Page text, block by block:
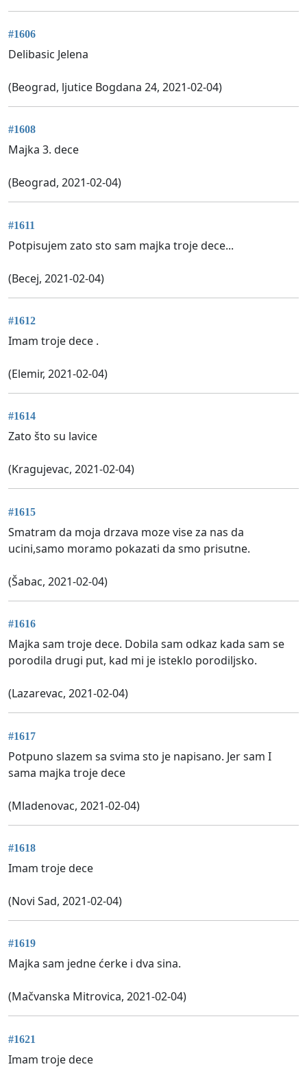
#1606
Delibasic Jelena
(Beograd, ljutice Bogdana 24, 2021-02-04)
#1608
Majka 3. dece
(Beograd, 2021-02-04)
#1611
Potpisujem zato sto sam majka troje dece...
(Becej, 2021-02-04)
#1612
Imam troje dece .
(Elemir, 2021-02-04)
#1614
Zato što su lavice
(Kragujevac, 2021-02-04)
#1615
Smatram da moja drzava moze vise za nas da
ucini,samo moramo pokazati da smo prisutne.
(Šabac, 2021-02-04)
#1616
Majka sam troje dece. Dobila sam odkaz kada sam se
porodila drugi put, kad mi je isteklo porodiljsko.
(Lazarevac, 2021-02-04)
#1617
Potpuno slazem sa svima sto je napisano. Jer sam I
sama majka troje dece
(Mladenovac, 2021-02-04)
#1618
Imam troje dece
(Novi Sad, 2021-02-04)
#1619
Majka sam jedne ćerke i dva sina.
(Mačvanska Mitrovica, 2021-02-04)
#1621
Imam troje dece